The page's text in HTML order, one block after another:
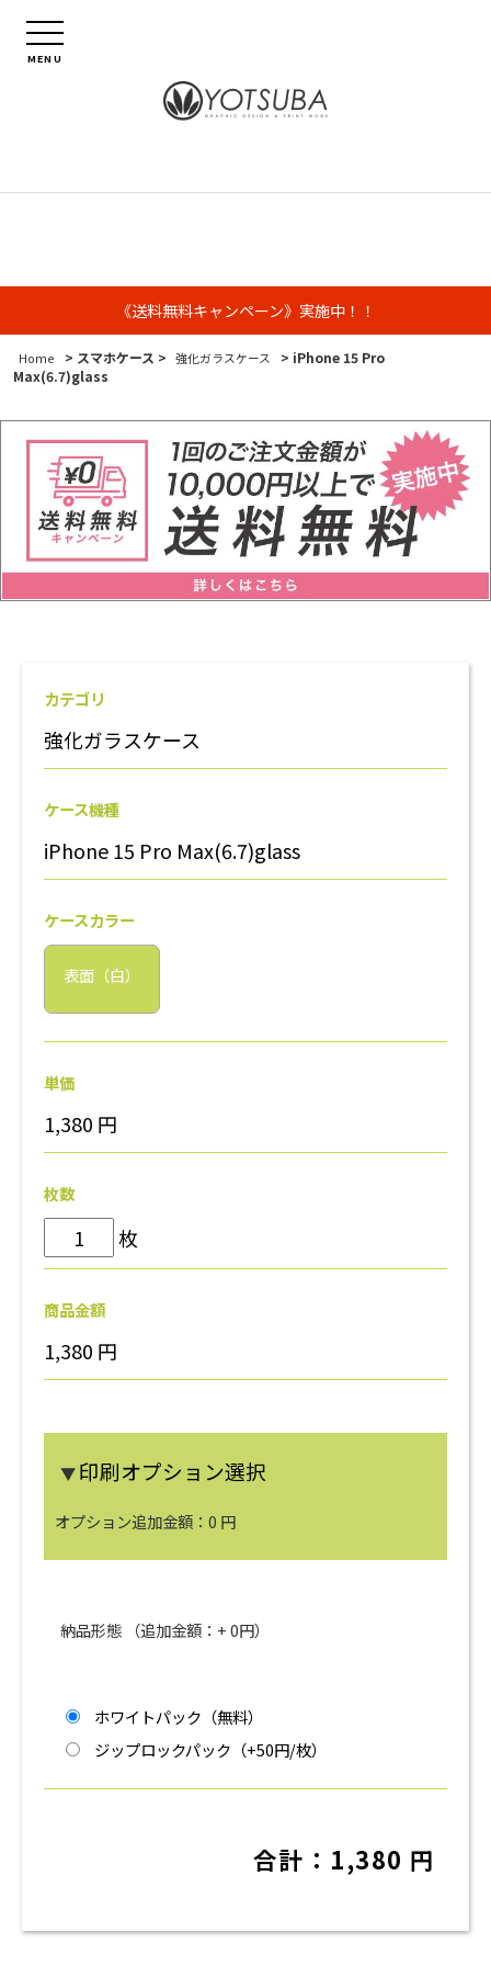
MENU
《送料無料キャンペーン》実施中！！
Home > スマホケース > 強化ガラスケース
> iPhone 15 Pro
Max(6.7)glass
カテゴリ
強化ガラスケース
ケース機種
iPhone 15 Pro Max(6.7)glass
ケースカラー
表面（白）
単価
1,380 円
枚数
枚
商品金額
1,380 円
▼印刷オプション選択
オプション追加金額： 0 円
納品形態 （追加金額：+0円）
ホワイトパック（無料）
ジップロックパック（+50円/枚）
合計： 1,380 円